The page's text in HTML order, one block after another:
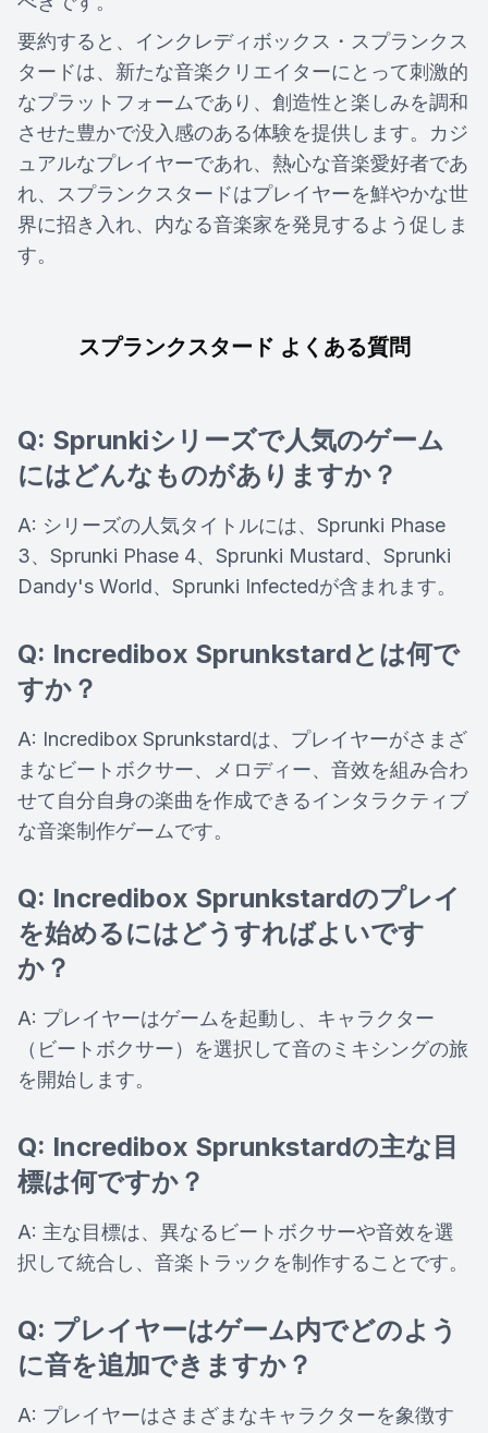
要約すると、インクレディボックス・スプランクス
タードは、新たな音楽クリエイターにとって刺激的
なプラットフォームであり、創造性と楽しみを調和
させた豊かで没入感のある体験を提供します。カジ
ュアルなプレイヤーであれ、熱心な音楽愛好者であ
れ、スプランクスタードはプレイヤーを鮮やかな世
界に招き入れ、内なる音楽家を発見するよう促しま
す。
スプランクスタード よくある質問
Q: Sprunkiシリーズで人気のゲーム
にはどんなものがありますか？
A: シリーズの人気タイトルには、Sprunki Phase
3、Sprunki Phase 4、Sprunki Mustard、Sprunki
Dandy's World、Sprunki Infectedが含まれます。
Q: Incredibox Sprunkstardとは何で
すか？
A: Incredibox Sprunkstardは、プレイヤーがさまざ
まなビートボクサー、メロディー、音效を組み合わ
せて自分自身の楽曲を作成できるインタラクティブ
な音楽制作ゲームです。
Q: Incredibox Sprunkstardのプレイ
を始めるにはどうすればよいです
か？
A: プレイヤーはゲームを起動し、キャラクター
（ビートボクサー）を選択して音のミキシングの旅
を開始します。
Q: Incredibox Sprunkstardの主な目
標は何ですか？
A: 主な目標は、異なるビートボクサーや音效を選
択して統合し、音楽トラックを制作することです。
Q: プレイヤーはゲーム内でどのよう
に音を追加できますか？
A: プレイヤーはさまざまなキャラクターを象徴す